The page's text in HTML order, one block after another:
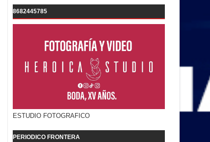
8682445785
ESTUDIO FOTOGRAFICO
PERIODICO FRONTERA